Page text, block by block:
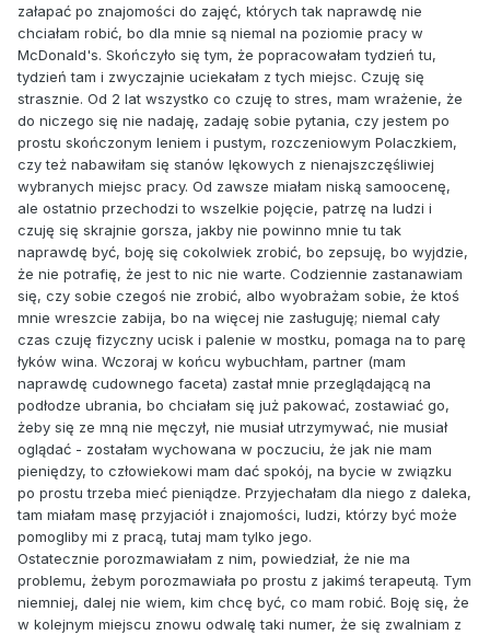
załapać po znajomości do zajęć, których tak naprawdę nie
chciałam robić, bo dla mnie są niemal na poziomie pracy w
McDonald's. Skończyło się tym, że popracowałam tydzień tu,
tydzień tam i zwyczajnie uciekałam z tych miejsc. Czuję się
strasznie. Od 2 lat wszystko co czuję to stres, mam wrażenie, że
do niczego się nie nadaję, zadaję sobie pytania, czy jestem po
prostu skończonym leniem i pustym, rozczeniowym Polaczkiem,
czy też nabawiłam się stanów lękowych z nienajszczęśliwiej
wybranych miejsc pracy. Od zawsze miałam niską samoocenę,
ale ostatnio przechodzi to wszelkie pojęcie, patrzę na ludzi i
czuję się skrajnie gorsza, jakby nie powinno mnie tu tak
naprawdę być, boję się cokolwiek zrobić, bo zepsuję, bo wyjdzie,
że nie potrafię, że jest to nic nie warte. Codziennie zastanawiam
się, czy sobie czegoś nie zrobić, albo wyobrażam sobie, że ktoś
mnie wreszcie zabija, bo na więcej nie zasługuję; niemal cały
czas czuję fizyczny ucisk i palenie w mostku, pomaga na to parę
łyków wina. Wczoraj w końcu wybuchłam, partner (mam
naprawdę cudownego faceta) zastał mnie przeglądającą na
podłodze ubrania, bo chciałam się już pakować, zostawiać go,
żeby się ze mną nie męczył, nie musiał utrzymywać, nie musiał
oglądać - zostałam wychowana w poczuciu, że jak nie mam
pieniędzy, to człowiekowi mam dać spokój, na bycie w związku
po prostu trzeba mieć pieniądze. Przyjechałam dla niego z daleka,
tam miałam masę przyjaciół i znajomości, ludzi, którzy być może
pomogliby mi z pracą, tutaj mam tylko jego.
Ostatecznie porozmawiałam z nim, powiedział, że nie ma
problemu, żebym porozmawiała po prostu z jakimś terapeutą. Tym
niemniej, dalej nie wiem, kim chcę być, co mam robić. Boję się, że
w kolejnym miejscu znowu odwalę taki numer, że się zwalniam z